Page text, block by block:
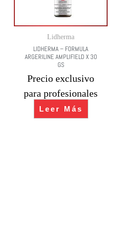
Lidherma
LIDHERMA – FORMULA
ARGERILINE AMPLIFIELD X 30
GS
Precio exclusivo
para profesionales
Leer Más